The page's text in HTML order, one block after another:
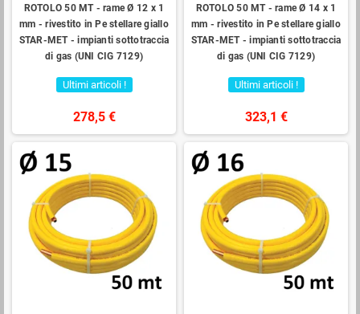
ROTOLO 50 MT - rame Ø 12 x 1
mm - rivestito in Pe stellare giallo
STAR-MET - impianti sottotraccia
di gas (UNI CIG 7129)
Ultimi articoli !
278,5 €
ROTOLO 50 MT - rame Ø 14 x 1
mm - rivestito in Pe stellare giallo
STAR-MET - impianti sottotraccia
di gas (UNI CIG 7129)
Ultimi articoli !
323,1 €